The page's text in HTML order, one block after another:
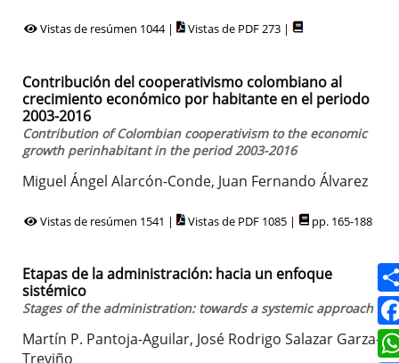
Vistas de resúmen 1044 | Vistas de PDF 273 |
Contribución del cooperativismo colombiano al
crecimiento económico por habitante en el periodo
2003-2016
Contribution of Colombian cooperativism to the economic
growth perinhabitant in the period 2003-2016
Miguel Ángel Alarcón-Conde, Juan Fernando Álvarez
Vistas de resúmen 1541 | Vistas de PDF 1085 | pp. 165-188
Etapas de la administración: hacia un enfoque
sistémico
Stages of the administration: towards a systemic approach
Martín P. Pantoja-Aguilar, José Rodrigo Salazar Garza-
Treviño